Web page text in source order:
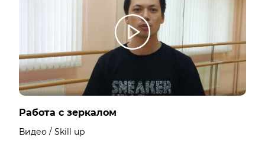
Работа с зеркалом
Видео / Skill up